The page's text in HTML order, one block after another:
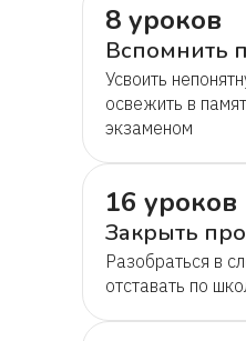
8 уроков
Вспомнить
Усвоить
освежить в
экзаменом
16 уроков
Закрыть
Разобраться в
отставать по